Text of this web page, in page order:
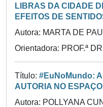
LIBRAS DA CIDADE
EFEITOS DE
Autora: MARTA DE
Orientadora: PROF.ª
Título: #EuNoMundo:
AUTORIA NO
Autora: POLLYANA